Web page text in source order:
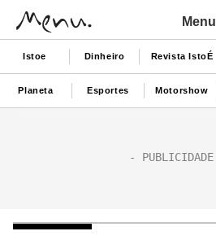
Menu
Istoe Dinheiro Revista IstoÉ
Planeta Esportes Motorshow